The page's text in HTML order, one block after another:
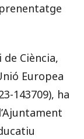
Ciència,
Europea
143709), ha